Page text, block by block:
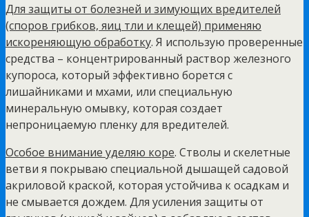
Для защиты от болезней и зимующих вредителей
(споров грибков, яиц тли и клещей) применяю
искореняющую обработку. Я использую проверенные
средства – концентрированный раствор железного
купороса, который эффективно борется с
лишайниками и мхами, или специальную
минеральную омывку, которая создает
непроницаемую пленку для вредителей.
Особое внимание уделяю коре. Стволы и скелетные
ветви я покрываю специальной дышащей садовой
акриловой краской, которая устойчива к осадкам и
не смывается дождем. Для усиления защиты от